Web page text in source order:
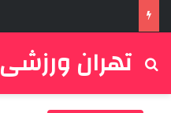
تهران ورزشی
جستجو برای